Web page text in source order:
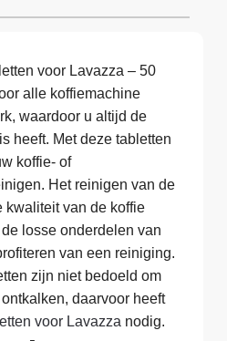
voor Lavazza – 50
alle koffiemachine
waardoor u altijd de
heeft. Met deze tabletten
koffie- of
Het reinigen van de
kwaliteit van de koffie
losse onderdelen van
van een reiniging.
zijn niet bedoeld om
daarvoor heeft
voor Lavazza nodig.